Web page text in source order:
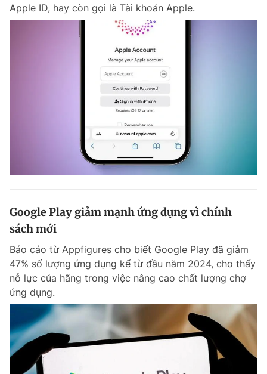
Apple ID, hay còn gọi là Tài khoản Apple.
Google Play giảm mạnh ứng dụng vì chính
sách mới
Báo cáo từ Appfigures cho biết Google Play đã giảm
47% số lượng ứng dụng kể từ đầu năm 2024, cho thấy
nỗ lực của hãng trong việc nâng cao chất lượng chợ
ứng dụng.